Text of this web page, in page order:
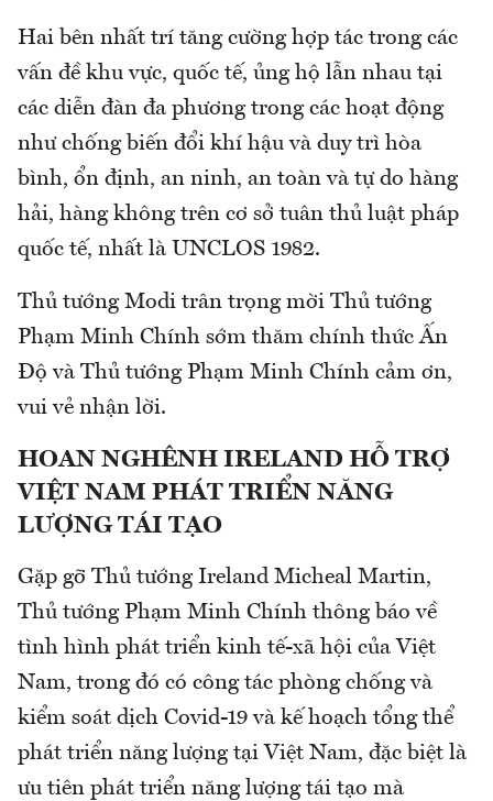
Hai bên nhất trí tăng cường hợp tác trong các
vấn đề khu vực, quốc tế, ủng hộ lẫn nhau tại
các diễn đàn đa phương trong các hoạt động
như chống biến đổi khí hậu và duy trì hòa
bình, ổn định, an ninh, an toàn và tự do hàng
hải, hàng không trên cơ sở tuân thủ luật pháp
quốc tế, nhất là UNCLOS 1982.
Thủ tướng Modi trân trọng mời Thủ tướng
Phạm Minh Chính sớm thăm chính thức Ấn
Độ và Thủ tướng Phạm Minh Chính cảm ơn,
vui vẻ nhận lời.
HOAN NGHÊNH IRELAND HỖ TRỢ
VIỆT NAM PHÁT TRIỂN NĂNG
LƯỢNG TÁI TẠO
Gặp gỡ Thủ tướng Ireland Micheal Martin,
Thủ tướng Phạm Minh Chính thông báo về
tình hình phát triển kinh tế-xã hội của Việt
Nam, trong đó có công tác phòng chống và
kiểm soát dịch Covid-19 và kế hoạch tổng thể
phát triển năng lượng tại Việt Nam, đặc biệt là
ưu tiên phát triển năng lượng tái tạo mà